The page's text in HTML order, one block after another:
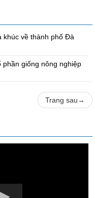
khúc về thành phố Đà
phần giống nông nghiệp
Trang sau→